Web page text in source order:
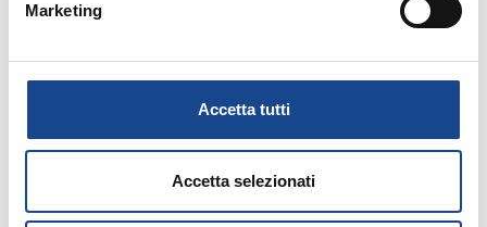
Marketing
Accetta tutti
Accetta selezionati